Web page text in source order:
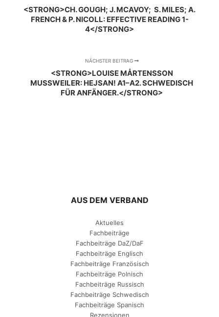
<STRONG>CH. GOUGH; J. MCAVOY; S. MILES; A.
FRENCH & P. NICOLL: EFFECTIVE READING 1-
4</STRONG>
NÄCHSTER BEITRAG
<STRONG>LOUISE MÅRTENSSON
MUSSWEILER: HEJSAN! A1–A2. SCHWEDISCH
FÜR ANFÄNGER.</STRONG>
AUS DEM VERBAND
Aktuelles
Fachbeiträge
Fachbeiträge DaZ/DaF
Fachbeiträge Englisch
Fachbeiträge Französisch
Fachbeiträge Polnisch
Fachbeiträge Russisch
Fachbeiträge Schwedisch
Fachbeiträge Spanisch
Rezensionen